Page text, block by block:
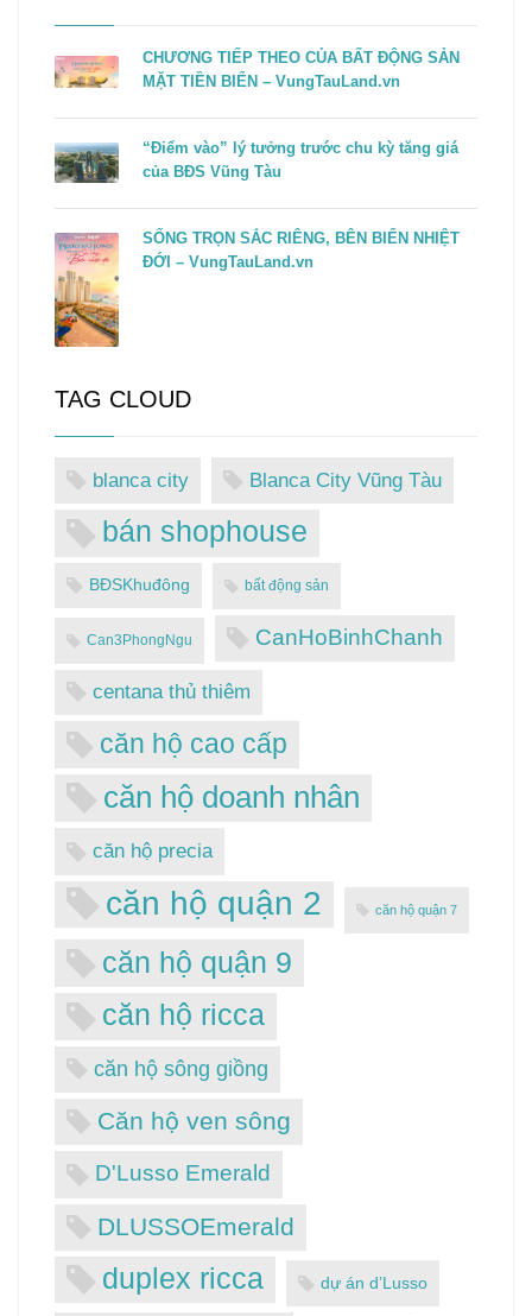
CHƯƠNG TIẾP THEO CỦA BẤT ĐỘNG SẢN
MẶT TIỀN BIỂN – VungTauLand.vn
“Điểm vào” lý tưởng trước chu kỳ tăng giá
của BĐS Vũng Tàu
SỐNG TRỌN SẮC RIÊNG, BÊN BIỂN NHIỆT
ĐỚI – VungTauLand.vn
TAG CLOUD
blanca city Blanca City Vũng Tàu
bán shophouse
BĐSKhuđông bất động sản
Can3PhongNgu CanHoBinhChanh
centana thủ thiêm
căn hộ cao cấp
căn hộ doanh nhân
căn hộ precia
căn hộ quận 2 căn hộ quận 7
căn hộ quận 9
căn hộ ricca
căn hộ sông giồng
Căn hộ ven sông
D'Lusso Emerald
DLUSSOEmerald
duplex ricca dự án d’Lusso